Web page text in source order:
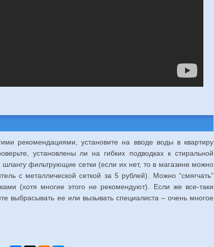
рекомендациями, установите на вводе воды в квартиру
установлены ли на гибких подводках к стиральной
фильтрующие сетки (если их нет, то в магазине можно
с металлической сеткой за 5 рублей). Можно “смягчать”
(хотя многие этого не рекомендуют). Если же все-таки
выбрасывать ее или вызывать специалиста – очень многое